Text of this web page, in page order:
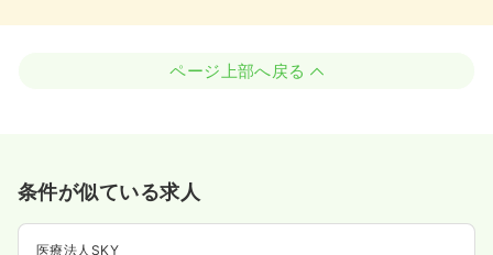
ページ上部へ戻る
条件が似ている求人
医療法人SKY